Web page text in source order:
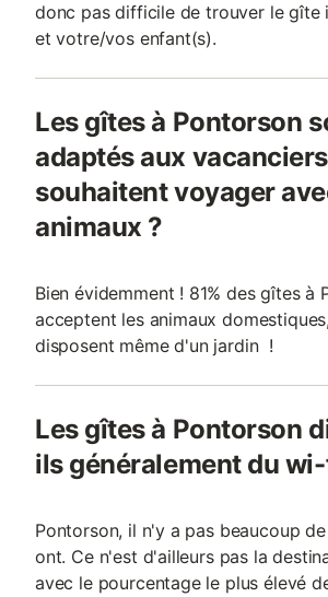
donc pas difficile de trouver le gîte
et votre/vos enfant(s).
Les gîtes à Pontorson
adaptés aux
souhaitent voyager
animaux ?
Bien évidemment ! 81% des gîtes à
acceptent les animaux
disposent même d'un jardin !
Les gîtes à Pontorson
ils généralement du
Pontorson, il n'y a pas beaucoup
ont. Ce n'est d'ailleurs pas la
avec le pourcentage le plus élevé